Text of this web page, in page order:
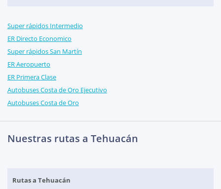
Super rápidos Intermedio
ER Directo Economico
Super rápidos San Martín
ER Aeropuerto
ER Primera Clase
Autobuses Costa de Oro Ejecutivo
Autobuses Costa de Oro
Nuestras rutas a Tehuacán
Rutas a Tehuacán